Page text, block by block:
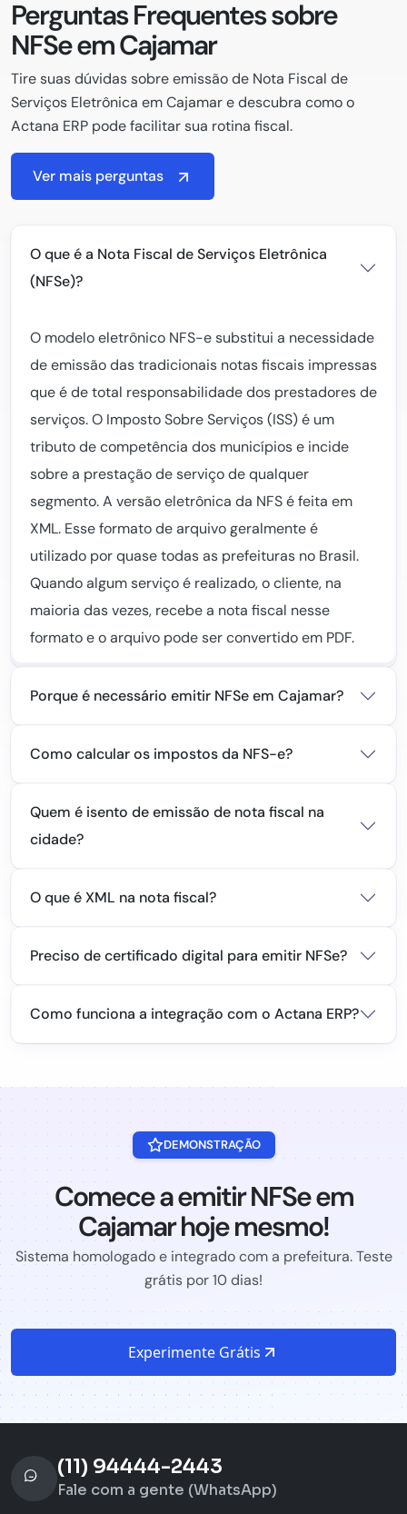
Perguntas Frequentes sobre
NFSe em Cajamar
Tire suas dúvidas sobre emissão de Nota Fiscal de
Serviços Eletrônica em Cajamar e descubra como o
Actana ERP pode facilitar sua rotina fiscal.
Ver mais perguntas
O que é a Nota Fiscal de Serviços Eletrônica
(NFSe)?
O modelo eletrônico NFS-e substitui a necessidade
de emissão das tradicionais notas fiscais impressas
que é de total responsabilidade dos prestadores de
serviços. O Imposto Sobre Serviços (ISS) é um
tributo de competência dos municípios e incide
sobre a prestação de serviço de qualquer
segmento. A versão eletrônica da NFS é feita em
XML. Esse formato de arquivo geralmente é
utilizado por quase todas as prefeituras no Brasil.
Quando algum serviço é realizado, o cliente, na
maioria das vezes, recebe a nota fiscal nesse
formato e o arquivo pode ser convertido em PDF.
Porque é necessário emitir NFSe em Cajamar?
Como calcular os impostos da NFS-e?
Quem é isento de emissão de nota fiscal na
cidade?
O que é XML na nota fiscal?
Preciso de certificado digital para emitir NFSe?
Como funciona a integração com o Actana ERP?
DEMONSTRAÇÃO
Comece a emitir NFSe em
Cajamar hoje mesmo!
Sistema homologado e integrado com a prefeitura. Teste
grátis por 10 dias!
Experimente Grátis
(11) 94444-2443
Fale com a gente (WhatsApp)